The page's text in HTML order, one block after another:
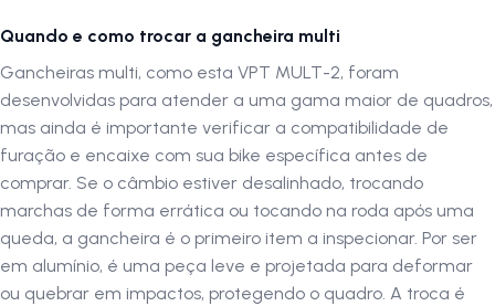
Quando e como trocar a gancheira multi
Gancheiras multi, como esta VPT MULT-2, foram
desenvolvidas para atender a uma gama maior de quadros,
mas ainda é importante verificar a compatibilidade de
furação e encaixe com sua bike específica antes de
comprar. Se o câmbio estiver desalinhado, trocando
marchas de forma errática ou tocando na roda após uma
queda, a gancheira é o primeiro item a inspecionar. Por ser
em alumínio, é uma peça leve e projetada para deformar
ou quebrar em impactos, protegendo o quadro. A troca é